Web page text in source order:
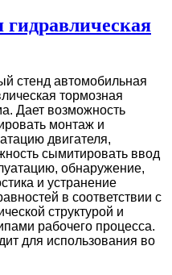
стенд автомобильная
тормозная
Дает возможность
монтаж и
двигателя,
сымитировать ввод
обнаружение,
и устранение
в соответствии с
структурой и
рабочего процесса.
для использования во